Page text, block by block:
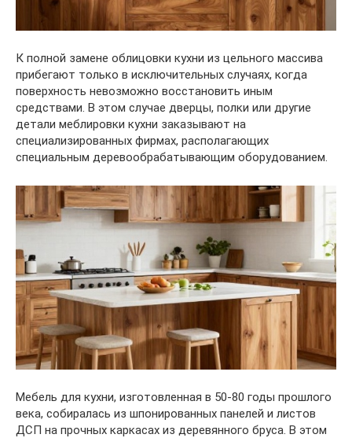
К полной замене облицовки кухни из цельного массива
прибегают только в исключительных случаях, когда
поверхность невозможно восстановить иным
средствами. В этом случае дверцы, полки или другие
детали меблировки кухни заказывают на
специализированных фирмах, располагающих
специальным деревообрабатывающим оборудованием.
Мебель для кухни, изготовленная в 50-80 годы прошлого
века, собиралась из шпонированных панелей и листов
ДСП на прочных каркасах из деревянного бруса. В этом